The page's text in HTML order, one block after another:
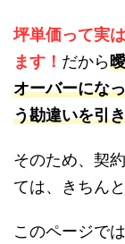
坪単価って実
ます！ だから
オーバーにな
う勘違いを引
そのため、契
ては、きちん
このページで